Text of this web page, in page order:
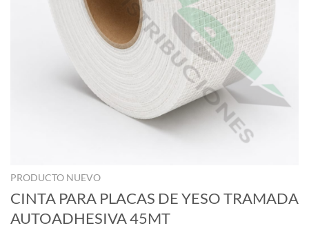
PRODUCTO NUEVO
CINTA PARA PLACAS DE YESO TRAMADA
AUTOADHESIVA 45MT